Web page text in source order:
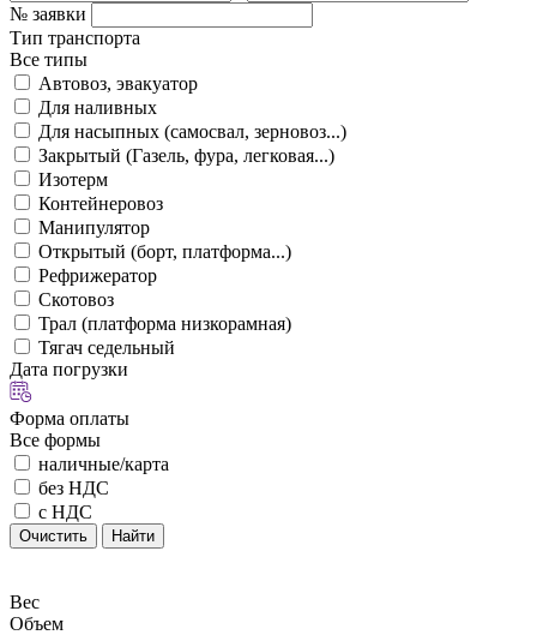
№ заявки
Тип транспорта
Все типы
Автовоз, эвакуатор
Для наливных
Для насыпных (самосвал, зерновоз...)
Закрытый (Газель, фура, легковая...)
Изотерм
Контейнеровоз
Манипулятор
Открытый (борт, платформа...)
Рефрижератор
Скотовоз
Трал (платформа низкорамная)
Тягач седельный
Дата погрузки
Форма оплаты
Все формы
наличные/карта
без НДС
с НДС
Очистить Найти
Вес
Объем